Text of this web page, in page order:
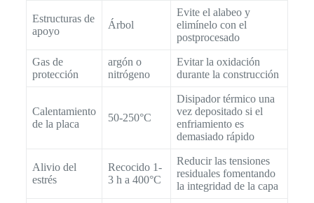
Estructuras de
apoyo
Árbol
Evite el alabeo y
elimínelo con el
postprocesado
Gas de
protección
argón o
nitrógeno
Evitar la oxidación
durante la construcción
Calentamiento
de la placa
50-250°C
Disipador térmico una
vez depositado si el
enfriamiento es
demasiado rápido
Alivio del
estrés
Recocido 1-
3 h a 400°C
Reducir las tensiones
residuales fomentando
la integridad de la capa